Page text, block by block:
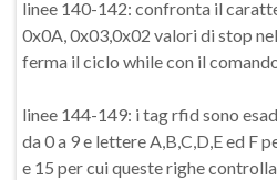
linee 140-142: confronta il
0x0A, 0x03,0x02 valori di stop
ferma il ciclo while con il
linee 144-149: i tag rfid sono
da 0 a 9 e lettere A,B,C,D,E ed F
e 15 per cui queste righe